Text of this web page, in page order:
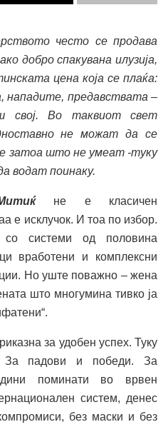
често се продава
добро спакувана илузија,
цена која се плаќа:
нападите, предавствата –
свој. Во таквиот свет
не можат да се
затоа што не умеат -туку
водат поинаку.
не е класичен
е исклучок. И тоа по избор.
системи од половина
вработени и комплексни
Но уште поважно – жена
што многумина тивко ја
за удобен успех. Туку
За падови и победи. За
поминати во врвен
систем, денес
без маски и без